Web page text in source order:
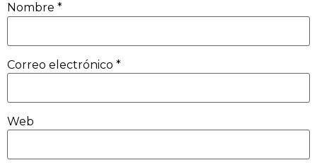
Nombre *
Correo electrónico *
Web